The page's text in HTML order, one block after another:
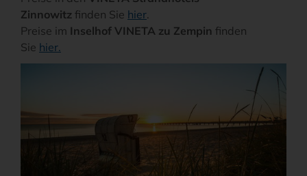
Zinnowitz finden Sie hier.
Preise im Inselhof VINETA zu Zempin finden
Sie hier.